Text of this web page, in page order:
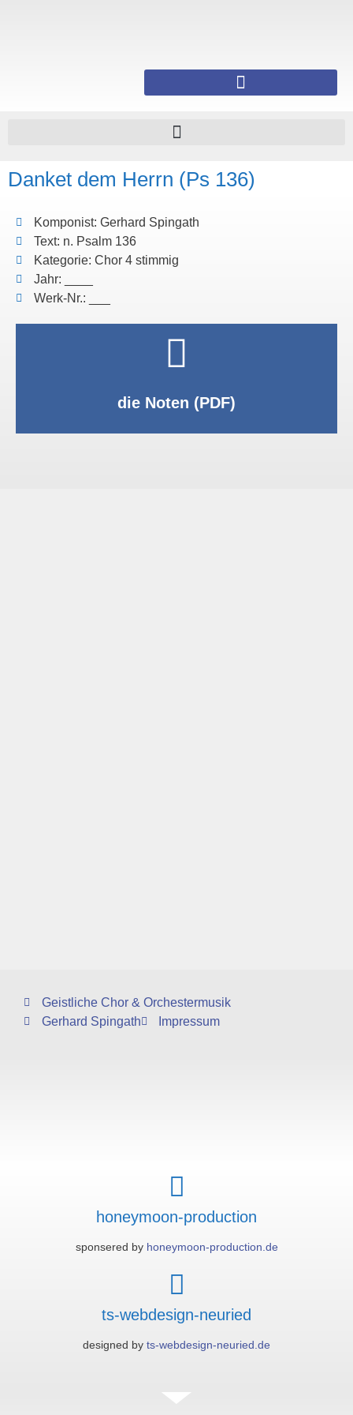
Danket dem Herrn (Ps 136)
Komponist: Gerhard Spingath
Text: n. Psalm 136
Kategorie: Chor 4 stimmig
Jahr: ____
Werk-Nr.: ___
die Noten (PDF)
Geistliche Chor & Orchestermusik
Gerhard Spingath
Impressum
honeymoon-production
sponsered by honeymoon-production.de
ts-webdesign-neuried
designed by ts-webdesign-neuried.de